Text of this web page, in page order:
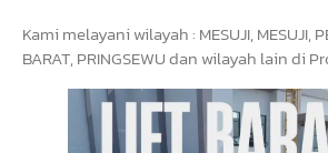
Kami melayani wilayah : MESUJI, MESUJI,
BARAT, PRINGSEWU dan wilayah lain di